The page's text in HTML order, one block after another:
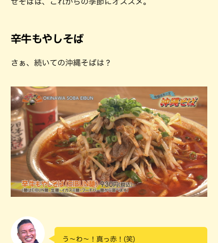
辛牛もやしそば
さぁ、続いての沖縄そばは？
う～わ～！真っ赤！(笑)